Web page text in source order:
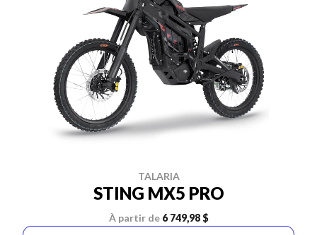
TALARIA
STING MX5 PRO
À partir de 6 749,98 $